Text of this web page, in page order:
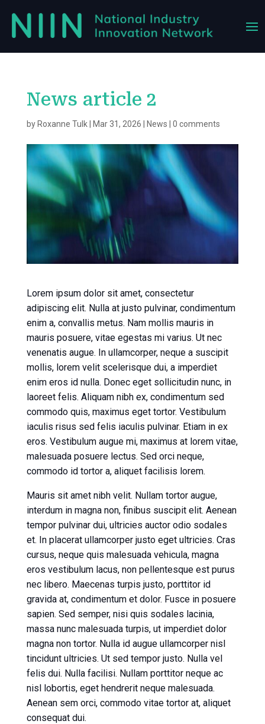
News article 2
by Roxanne Tulk| Mar 31, 2026 News 0 comments
Lorem ipsum dolor sit amet, consectetur
adipiscing elit. Nulla at justo pulvinar, condimentum
enim a, convallis metus. Nam mollis mauris in
mauris posuere, vitae egestas mi varius. Ut nec
venenatis augue. In ullamcorper, neque a suscipit
mollis, lorem velit scelerisque dui, a imperdiet
enim eros id nulla. Donec eget sollicitudin nunc, in
laoreet felis. Aliquam nibh ex, condimentum sed
commodo quis, maximus eget tortor. Vestibulum
iaculis risus sed felis iaculis pulvinar. Etiam in ex
eros. Vestibulum augue mi, maximus at lorem vitae,
malesuada posuere lectus. Sed orci neque,
commodo id tortor a, aliquet facilisis lorem.
Mauris sit amet nibh velit. Nullam tortor augue,
interdum in magna non, finibus suscipit elit. Aenean
tempor pulvinar dui, ultricies auctor odio sodales
et. In placerat ullamcorper justo eget ultricies. Cras
cursus, neque quis malesuada vehicula, magna
eros vestibulum lacus, non pellentesque est purus
nec libero. Maecenas turpis justo, porttitor id
gravida at, condimentum et dolor. Fusce in posuere
sapien. Sed semper, nisi quis sodales lacinia,
massa nunc malesuada turpis, ut imperdiet dolor
magna non tortor. Nulla id augue ullamcorper nisl
tincidunt ultricies. Ut sed tempor justo. Nulla vel
felis dui. Nulla facilisi. Nullam porttitor neque ac
nisl lobortis, eget hendrerit neque malesuada.
Aenean sem orci, commodo vitae tortor at, aliquet
consequat dui.